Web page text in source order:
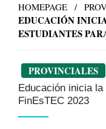
HOMEPAGE
EDUCACIÓN
ESTUDIANTES
PROVINCIALES
Educación inicia
FinEsTEC 2023